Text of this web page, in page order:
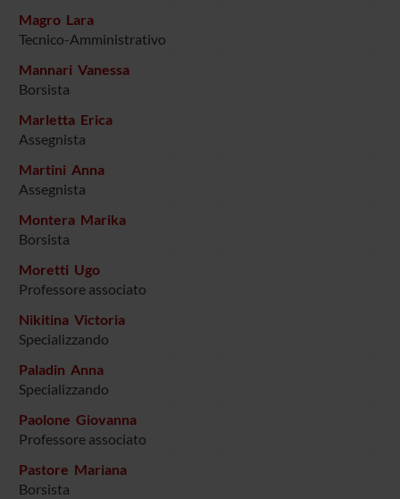
Magro Lara
Tecnico-Amministrativo
Mannari Vanessa
Borsista
Marletta Erica
Assegnista
Martini Anna
Assegnista
Montera Marika
Borsista
Moretti Ugo
Professore associato
Nikitina Victoria
Specializzando
Paladin Anna
Specializzando
Paolone Giovanna
Professore associato
Pastore Mariana
Borsista